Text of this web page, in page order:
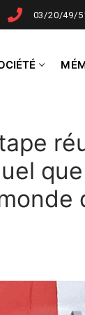
03/20/49/